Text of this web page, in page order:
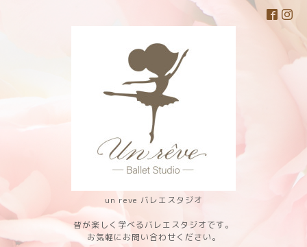
un reve バレエスタジオ
皆が楽しく学べるバレエスタジオです。
お気軽にお問い合わせください。